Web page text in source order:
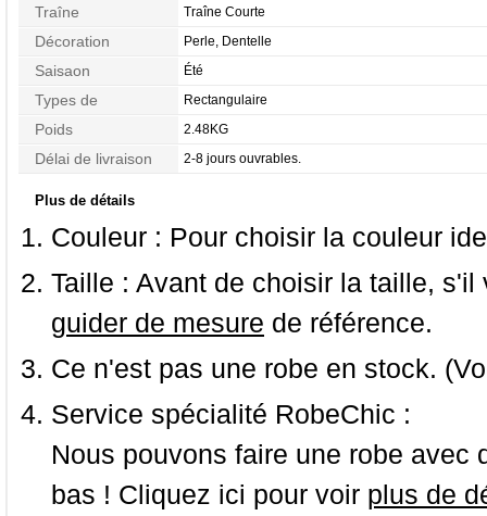
Traîne Traîne Courte
Décoration Perle, Dentelle
Saisaon Été
Types de
Morphologie
Rectangulaire
Poids 2.48KG
Délai de livraison 2-8 jours ouvrables.
Plus de détails
Couleur : Pour choisir la couleur
Taille : Avant de choisir la taille,
guider de mesure de référence.
Ce n'est pas une robe en stock.
Service spécialité RobeChic :
Nous pouvons faire une robe
bas ! Cliquez ici pour voir plus de